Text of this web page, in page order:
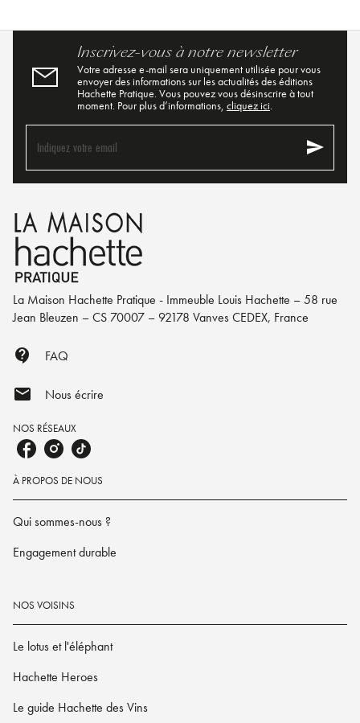
Inscrivez-vous à notre newsletter
Votre adresse e-mail sera uniquement utilisée pour vous
envoyer des informations sur les actualités des éditions
Hachette Pratique. Vous pouvez vous désinscrire à tout
moment. Pour plus d’informations, cliquez ici.
Indiquez votre email send
La Maison Hachette Pratique - Immeuble Louis Hachette – 58 rue
Jean Bleuzen – CS 70007 – 92178 Vanves CEDEX, France
contact_support FAQ
mail Nous écrire
NOS RÉSEAUX
À PROPOS DE NOUS
Qui sommes-nous ?
Engagement durable
NOS VOISINS
Le lotus et l'éléphant
Hachette Heroes
Le guide Hachette des Vins